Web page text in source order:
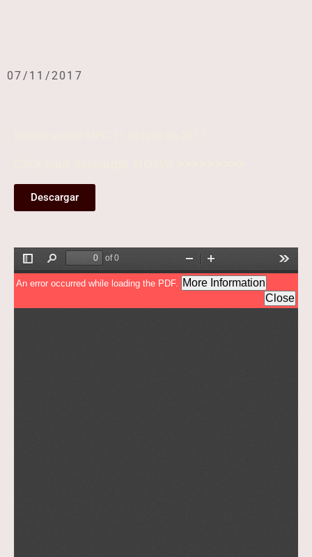
07/11/2017
Descargar